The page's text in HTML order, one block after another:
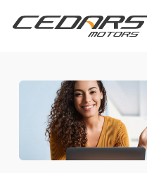
Skip
content